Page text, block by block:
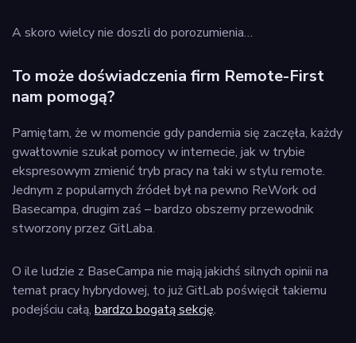
A skoro wielcy nie doszli do porozumienia…
To może doświadczenia firm Remote-First
nam pomogą?
Pamiętam, że w momencie gdy pandemia się zaczęła, każdy
gwałtownie szukał pomocy w internecie, jak w trybie
ekspresowym zmienić tryb pracy na taki w stylu remote.
Jednym z popularnych źródeł był na pewno ReWork od
Basecampa, drugim zaś – bardzo obszerny przewodnik
stworzony przez GitLaba.
O ile ludzie z BaseCampa nie mają jakichś silnych opinii na
temat pracy hybrydowej, to już GitLab poświęcił takiemu
podejściu całą, bardzo bogatą sekcję.